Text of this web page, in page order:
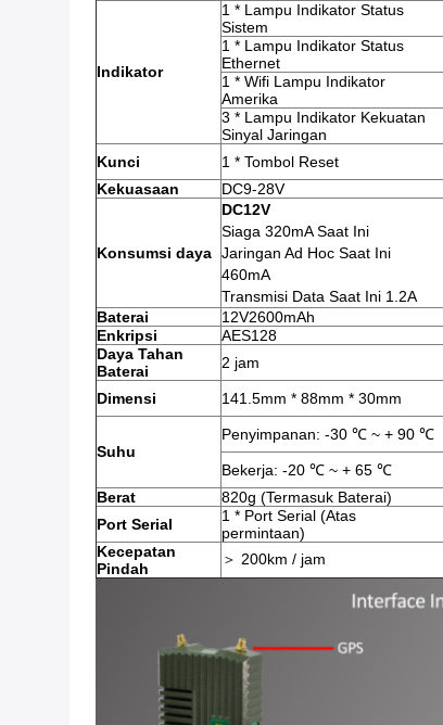
Indikator
1 * Lampu Indikator Status
Sistem
1 * Lampu Indikator Status
Ethernet
1 * Wifi Lampu Indikator
Amerika
3 * Lampu Indikator Kekuatan
Sinyal Jaringan
Kunci
1 * Tombol Reset
Kekuasaan
DC9-28V
Konsumsi daya
DC12V
Siaga 320mA Saat Ini
Jaringan Ad Hoc Saat Ini
460mA
Transmisi Data Saat Ini 1.2A
Baterai 12V2600mAh
Enkripsi
AES128
Daya Tahan
Baterai
2 jam
Dimensi
141.5mm * 88mm * 30mm
Suhu
Penyimpanan: -30 ℃ ~ + 90 ℃
Bekerja: -20 ℃ ~ + 65 ℃
Berat
820g (Termasuk Baterai)
Port Serial
1 * Port Serial (Atas
permintaan)
Kecepatan
Pindah
＞ 200km / jam